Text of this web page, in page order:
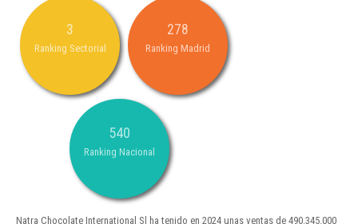
3
Ranking Sectorial
278
Ranking Madrid
540
Ranking Nacional
Natra Chocolate International Sl ha tenido en 2024 unas ventas de 490.345.000